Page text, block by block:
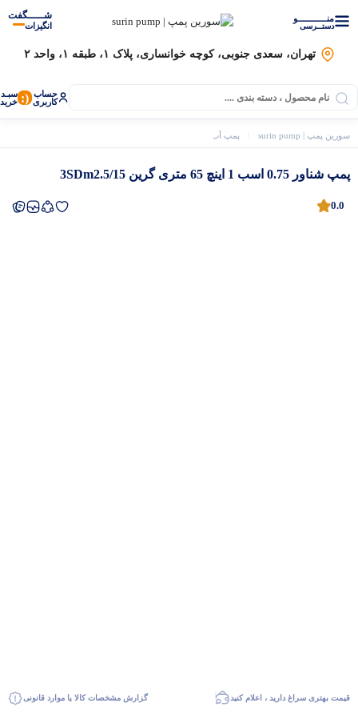
منــــــــــــو
دستــرسی
شـــــگفت
انگیزات
تهران، سعدی جنوبی، کوچه خوانساری، پلاک ۱، طبقه ۱، واحد ۲
حساب
کاربری (: سبـد
خرید
سورین پمپ | surin pump پمپ آب
پمپ شناور 0.75 اسب 1 اینچ 65 متری گرین 3SDm2.5/15
0.0
قیمت بهتری سراغ دارید ، اعلام کنید گزارش مشخصات کالا یا موارد قانونی